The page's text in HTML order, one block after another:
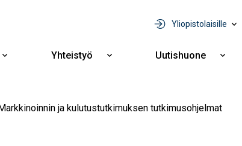
Yliopistolaisille
Näytä
Yhteistyö
Näytä
Uutishuone
Näytä
ja kulutustutkimuksen tutkimusohjelmat